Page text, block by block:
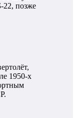
22, позже
1950-х